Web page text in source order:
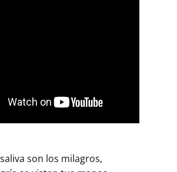
son los milagros,